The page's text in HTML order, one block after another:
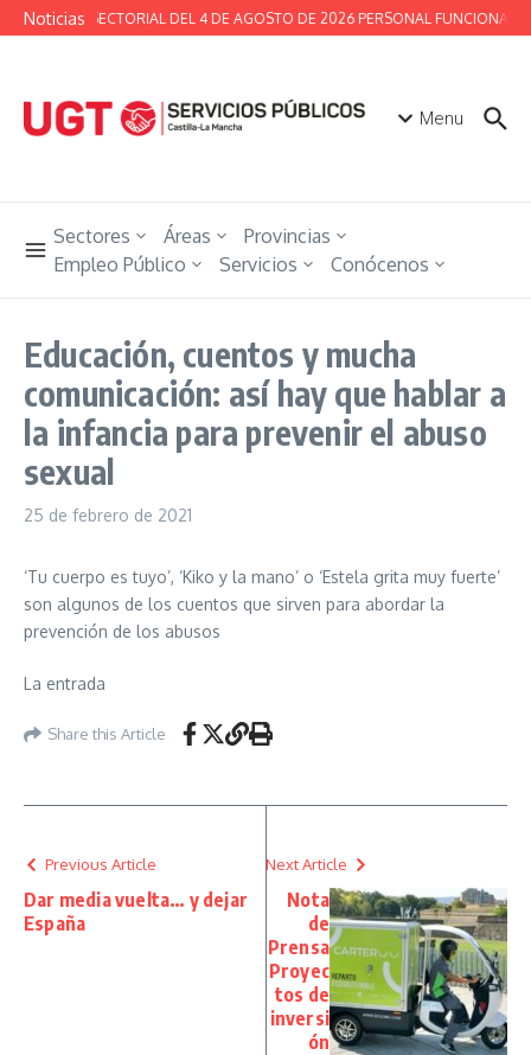
Saltar al contenido
Noticias
MESA SECTORIAL DEL 4 DE AGOSTO DE 2026 PERSONAL
Menu
Sectores Áreas
Provincias
Empleo Público
Servicios Conócenos
Educación, cuentos y mucha
comunicación: así hay que hablar a
la infancia para prevenir el abuso
sexual
25 de febrero de 2021
‘Tu cuerpo es tuyo’, ‘Kiko y la mano’ o ‘Estela grita muy fuerte’
son algunos de los cuentos que sirven para abordar la
prevención de los abusos
La entrada
Share this Article
Previous Article
Dar media vuelta… y dejar
España
Next Article
Nota
de
Prensa
Proyec
tos de
inversi
ón